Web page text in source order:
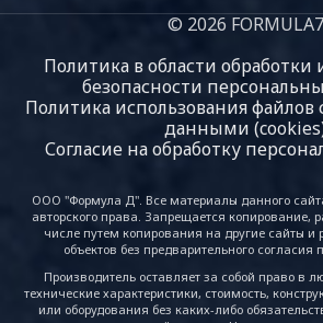
© 2026 FORMULA7
Политика в области обработки
безопасности
Политика использования
данными
Согласие на обработку
ООО "Формула Д". Все материалы данного
авторского права. Запрещается копирование,
числе путем копирования на другие сайты и
объектов без предварительного согласия
Производитель оставляет за собой право в
технические характеристики, стоимость,
или оборудования без каких-либо